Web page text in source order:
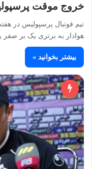
خروج موقت
تیم فوتبال پرسپولیس در
هوادار به برتری یک بر
بیشتر بخوانید »